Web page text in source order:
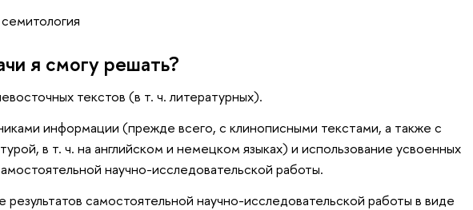
я смогу решать?
текстов (в т. ч. литературных).
информации (прежде всего, с клинописными текстами, а также с
в т. ч. на английском и немецком языках) и использование усвоенных
научно-исследовательской работы.
результатов самостоятельной научно-исследовательской работы в виде